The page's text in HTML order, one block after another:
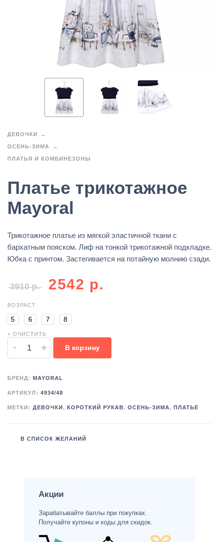
ДЕВОЧКИ
ОСЕНЬ-ЗИМА
ПЛАТЬЯ И КОМБИНЕЗОНЫ
Платье трикотажное
Mayoral
Трикотажное платье из мягкой эластичной ткани с
бархатным пояском. Лиф на тонкой трикотажной подкладке.
Юбка с принтом. Застегивается на потайную молнию сзади.
3910р. 2542 р.
ВОЗРАСТ
5 6 7 8
× ОЧИСТИТЬ
- + В корзину
БРЕНД: MAYORAL
АРТИКУЛ: 4934/48
МЕТКИ: ДЕВОЧКИ , КОРОТКИЙ РУКАВ, ОСЕНЬ-ЗИМА, ПЛАТЬЕ
В СПИСОК ЖЕЛАНИЙ
Акции
Зарабатывайте баллы при покупках.
Получайте купоны и коды для скидок.